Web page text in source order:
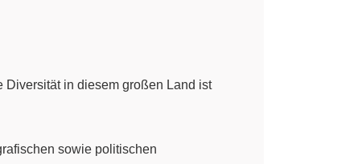
Diversität in diesem großen Land ist
sowie politischen